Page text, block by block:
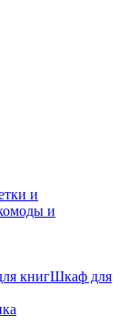
и
и
книгШкаф для